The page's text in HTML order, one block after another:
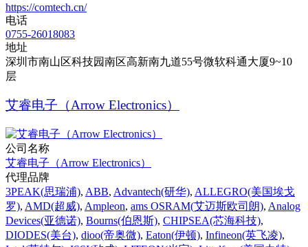
https://comtech.cn/
电话
0755-26018083
地址
深圳市南山区科技园南区高新南九道55号微软科通大厦9~10
层
艾睿电子（Arrow Electronics）
公司名称
艾睿电子（Arrow Electronics）
代理品牌
3PEAK(思瑞浦), ABB, Advantech(研华), ALLEGRO(美国埃戈
罗), AMD(超威), Ampleon, ams OSRAM(艾迈斯欧司朗), Analog
Devices(亚德诺), Bourns(伯恩斯), CHIPSEA(芯海科技),
DIODES(美台), dioo(帝奥微), Eaton(伊顿), Infineon(英飞凌),